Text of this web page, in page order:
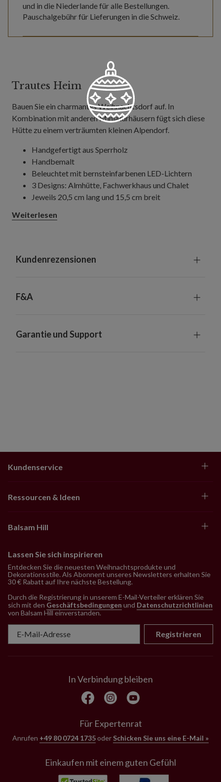
und in die Niederlande für alle Bestellungen.
Pauschalgebühr für Lieferungen in die Schweiz.
Trautes Heim
Bauen Sie ein charmantes Weihnachtsdorf auf. In
Kombination mit anderen Miniaturhäusern fügt sich diese
Hütte zu einem verträumten kleinen Alpendorf.
Handgefertigt aus Sperrholz
Handbemalt
Beleuchtet mit bernsteinfarbenen LED-Lichtern
3 Designs: Almhütte, Fachwerkhaus und Chalet
Jeweils 20,5 cm lang und 15,5 cm breit
Mit eingebauter Zeitschaltuhr: 6 Stunden
Jeder Artikel ist ein handgefertigtes Unikat mit
Weiterlesen
Kundenrezensionen
F&A
Garantie und Support
Kundenservice
Ressourcen & Ideen
Balsam Hill
Lassen Sie sich inspirieren
Entdecken Sie die neuesten Weihnachtsprodukte und
Dekorationsstile. Als Abonnent unseres Newsletters erhalten Sie
30 € Rabatt auf Ihre nächste Bestellung.
Durch die Registrierung in unserem E-Mail-Verteiler erklären Sie
sich mit den Geschäftsbedingungen und Datenschutzrichtlinien
von Balsam Hill einverstanden.
Registrieren
In Verbindung bleiben
Für Expertenrat
Anrufen +49 80 0724 1735oder Schicken Sie uns eine E-Mail »
Einkaufen mit einem guten Gefühl